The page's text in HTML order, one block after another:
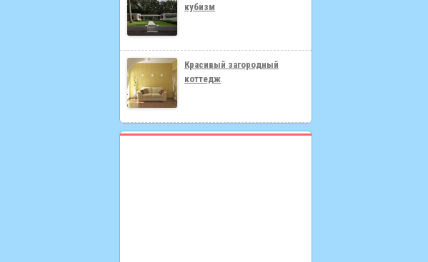
кубизм
Красивый загородный
коттедж